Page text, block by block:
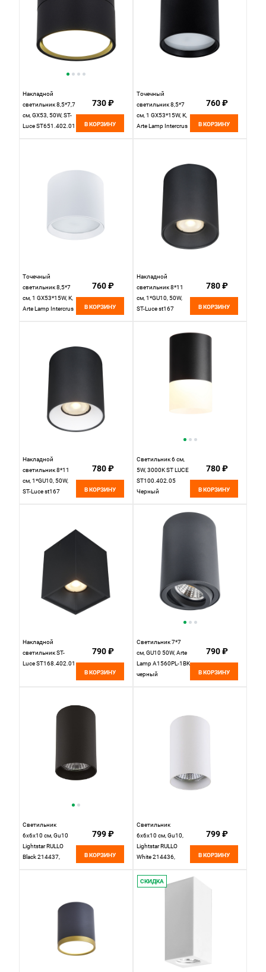
Накладной
светильник 8,5*7,7
см, GX53, 50W, ST-
Luce ST651.402.01
730 ₽
В КОРЗИНУ
Точечный
светильник 8,5*7
см, 1 GX53*15W, К,
Arte Lamp Intercrus
760 ₽
В КОРЗИНУ
Точечный
светильник 8,5*7
см, 1 GX53*15W, К,
Arte Lamp Intercrus
760 ₽
В КОРЗИНУ
Накладной
светильник 8*11
см, 1*GU10, 50W,
ST-Luce st167
780 ₽
В КОРЗИНУ
Накладной
светильник 8*11
см, 1*GU10, 50W,
ST-Luce st167
780 ₽
В КОРЗИНУ
Светильник 6 см,
5W, 3000K ST LUCE
ST100.402.05
Черный
780 ₽
В КОРЗИНУ
Накладной
светильник ST-
Luce ST168.402.01
790 ₽
В КОРЗИНУ
Светильник 7*7
см, GU10 50W, Arte
Lamp A1560PL-1BK
черный
790 ₽
В КОРЗИНУ
Светильник
6x6x10 см, Gu10
Lightstar RULLO
Black 214437,
799 ₽
В КОРЗИНУ
Светильник
6x6x10 см, Gu10,
Lightstar RULLO
White 214436,
799 ₽
В КОРЗИНУ
СКИДКА